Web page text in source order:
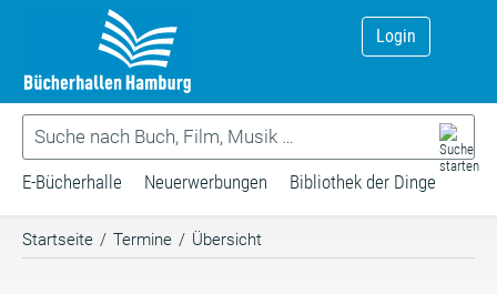
Login
E-Bücherhalle Neuerwerbungen Bibliothek der Dinge
Startseite / Termine / Übersicht